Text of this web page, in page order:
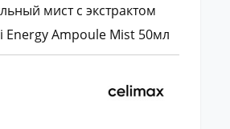
мист с экстрактом
Energy Ampoule Mist 50мл